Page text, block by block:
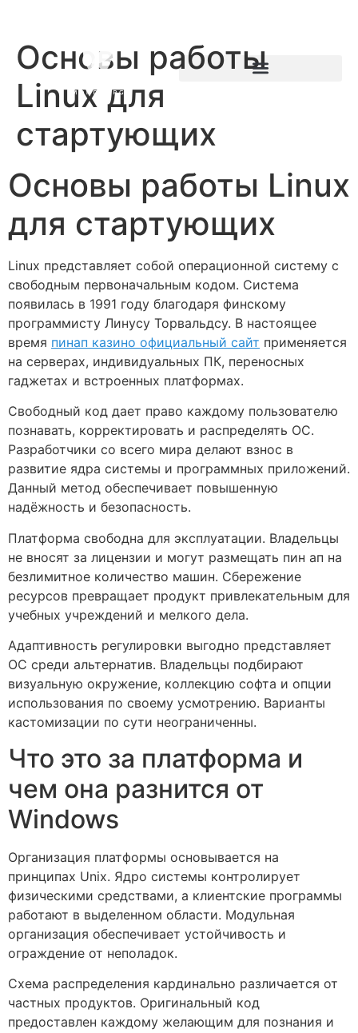
Основы работы
Linux для
стартующих
Основы работы Linux
для стартующих
Linux представляет собой операционной систему с
свободным первоначальным кодом. Система
появилась в 1991 году благодаря финскому
программисту Линусу Торвальдсу. В настоящее
время пинап казино официальный сайт применяется
на серверах, индивидуальных ПК, переносных
гаджетах и встроенных платформах.
Свободный код дает право каждому пользователю
познавать, корректировать и распределять ОС.
Разработчики со всего мира делают взнос в
развитие ядра системы и программных приложений.
Данный метод обеспечивает повышенную
надёжность и безопасность.
Платформа свободна для эксплуатации. Владельцы
не вносят за лицензии и могут размещать пин ап на
безлимитное количество машин. Сбережение
ресурсов превращает продукт привлекательным для
учебных учреждений и мелкого дела.
Адаптивность регулировки выгодно представляет
ОС среди альтернатив. Владельцы подбирают
визуальную окружение, коллекцию софта и опции
использования по своему усмотрению. Варианты
кастомизации по сути неограниченны.
Что это за платформа и
чем она разнится от
Windows
Организация платформы основывается на
принципах Unix. Ядро системы контролирует
физическими средствами, а клиентские программы
работают в выделенном области. Модульная
организация обеспечивает устойчивость и
ограждение от неполадок.
Схема распределения кардинально различается от
частных продуктов. Оригинальный код
предоставлен каждому желающим для познания и